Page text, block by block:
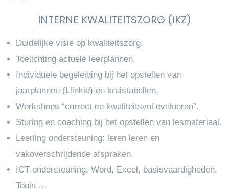
INTERNE KWALITEITSZORG (IKZ)
Duidelijke visie op kwaliteitszorg.
Toelichting actuele leerplannen.
Individuele begeleiding bij het opstellen van
jaarplannen (Llinkid) en kruistabellen.
Workshops “correct en kwaliteitsvol evalueren”.
Sturing en coaching bij het opstellen van lesmateriaal.
Leerling ondersteuning: leren leren en
vakoverschrijdende afspraken.
ICT-ondersteuning: Word, Excel, basisvaardigheden,
Tools,…